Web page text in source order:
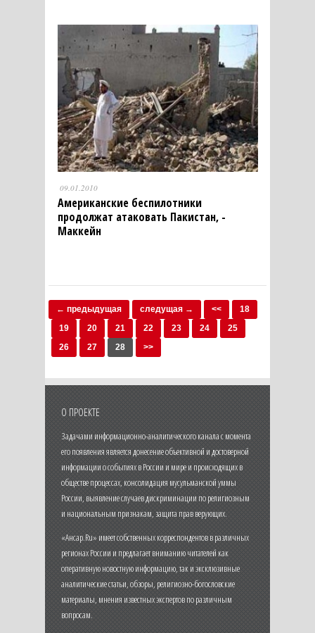
09.01.2010
Американские беспилотники
продолжат атаковать Пакистан, -
Маккейн
← предыдущая следущая → <<
18
19
20 21 22 23 24
25
26
27 28 >>
О ПРОЕКТЕ
Задачами информационно-аналитического канала с момента
его появления является донесение объективной и достоверной
информации о событиях в России и мире и происходящих в
обществе процессах, консолидация мусульманской уммы
России, выявление случаев дискриминации по религиозным
и национальным признакам, защита прав верующих.
«Ансар.Ru» имеет собственных корреспондентов в различных
регионах России и предлагает вниманию читателей как
оперативную новостную информацию, так и эксклюзивные
аналитические статьи, обзоры, религиозно-богословские
материалы, мнения известных экспертов по различным
вопросам.